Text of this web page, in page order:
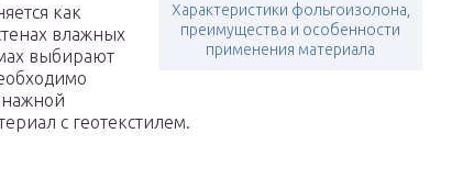
Характеристики фольгоизолона,
преимущества и особенности
применения материала
как
влажных
выбирают
с геотекстилем.